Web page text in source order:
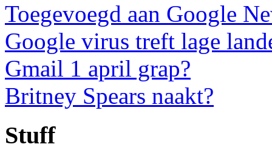
Toegevoegd aan Google
Google virus treft lage
Gmail 1 april grap?
Britney Spears naakt?
Stuff